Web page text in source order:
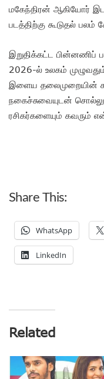
மகேந்திரன் ஆகியோர்
படத்திற்கு கூடுதல் பலம்
இறுதிக்கட்ட பின்னணிப்
2026-ல் உலகம்
இளைய தலைமுறையின்
நகைச்சுவையுடன்
ரசிகர்களையும் கவரும்
Share This:
WhatsApp
LinkedIn
Related